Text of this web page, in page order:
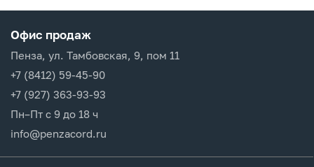
Офис продаж
Пенза, ул. Тамбовская, 9, пом 11
+7 (8412) 59-45-90
+7 (927) 363-93-93
Пн–Пт с 9 до 18 ч
info@penzacord.ru